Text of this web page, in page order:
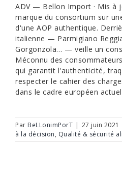
ADV — Bellon Import · Mis à
marque du consortium sur
d'une AOP authentique.
italienne — Parmigiano
Gorgonzola… — veille un
Méconnu des
qui garantit l'authenticité,
respecter le cahier des
dans le cadre européen
Par BeLLonimPorT | 27 juin 2021
à la décision, Qualité & sécurité